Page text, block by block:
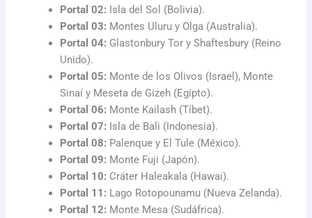
Portal 02: Isla del Sol (Bolivia).
Portal 03: Montes Uluru y Olga (Australia).
Portal 04: Glastonbury Tor y Shaftesbury (Reino
Unido).
Portal 05: Monte de los Olivos (Israel), Monte
Sinaí y Meseta de Gizeh (Egipto).
Portal 06: Monte Kailash (Tíbet).
Portal 07: Isla de Bali (Indonesia).
Portal 08: Palenque y El Tule (México).
Portal 09: Monte Fuji (Japón).
Portal 10: Cráter Haleakala (Hawai).
Portal 11: Lago Rotopounamu (Nueva Zelanda).
Portal 12: Monte Mesa (Sudáfrica).